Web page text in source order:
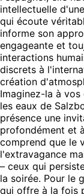
intellectuelle
qui écoute
informe son
engageante et
interactions
discrets à
création
Imaginez-la à
les eaux de
présence une
profondément et
comprend que le
l'extravagance
– ceux qui
la soirée. Pour le
qui offre à la fois